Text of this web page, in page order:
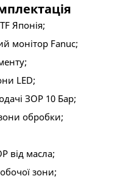
Японія;
монітор Fanuc;
LED;
ЗОР 10 Бар;
обробки;
від масла;
зони;